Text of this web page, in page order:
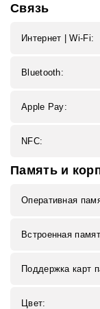
Связь
Интернет | Wi‑Fi:
Bluetooth:
Apple Pay:
NFC:
Память и
Оперативная
Встроенная
Поддержка карт
Цвет: